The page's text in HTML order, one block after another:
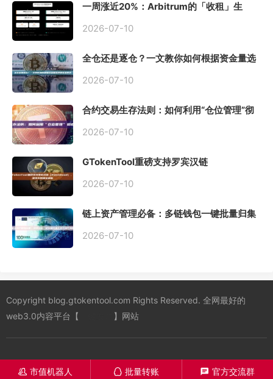
一周涨近20%：Arbitrum的「收租」生
2026-07-10
全仓还是逐仓？一文教你如何根据资金量选
2026-07-10
合约交易生存法则：如何利用“仓位管理”彻
2026-07-10
GTokenTool重磅支持罗宾汉链
2026-07-10
链上资产管理必备：多链钱包一键批量归集
2026-07-10
Copyright blog.gtokentool.com Rights Reserved. 全网最好的
web3.0内容平台【
】网站
󦋱 市值机器人 󦊱 批量转账 󦍁 官方交流群